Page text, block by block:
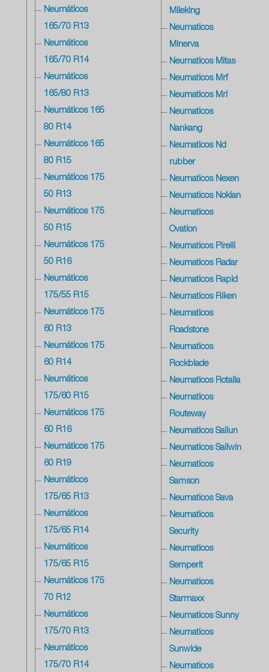
Neumáticos
165/70 R13
Neumáticos
165/70 R14
Neumáticos
165/80 R13
Neumáticos 165
80 R14
Neumáticos 165
80 R15
Neumáticos 175
50 R13
Neumáticos 175
50 R15
Neumáticos 175
50 R16
Neumáticos
175/55 R15
Neumáticos 175
60 R13
Neumáticos 175
60 R14
Neumáticos
175/60 R15
Neumáticos 175
60 R16
Neumáticos 175
60 R19
Neumáticos
175/65 R13
Neumáticos
175/65 R14
Neumáticos
175/65 R15
Neumáticos 175
70 R12
Neumáticos
175/70 R13
Neumáticos
175/70 R14
Mileking
Neumaticos
Minerva
Neumaticos Mitas
Neumaticos Mrf
Neumaticos Mrl
Neumaticos
Nankang
Neumaticos Nd
rubber
Neumaticos Nexen
Neumaticos Nokian
Neumaticos
Ovation
Neumaticos Pirelli
Neumaticos Radar
Neumaticos Rapid
Neumaticos Riken
Neumaticos
Roadstone
Neumaticos
Rockblade
Neumaticos Rotalla
Neumaticos
Routeway
Neumaticos Sailun
Neumaticos Sailwin
Neumaticos
Samson
Neumaticos Sava
Neumaticos
Security
Neumaticos
Semperit
Neumaticos
Starmaxx
Neumaticos Sunny
Neumaticos
Sunwide
Neumaticos